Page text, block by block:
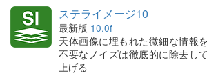
ステライメージ10
最新版 10.0f
天体画像に埋もれた微細な情報
不要なノイズは徹底的に除去し
上げる